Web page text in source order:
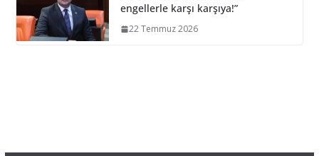
engellerle karşı karşıya!”
22 Temmuz 2026